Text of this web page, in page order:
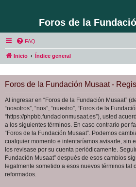
Foros de la
FAQ
Inicio Índice general
Foros de la Fundación Musaat -
Al ingresar en “Foros de la Fundación Musaat”
“nosotros”, “nos”, “nuestro”, “Foros de la
“https://phpbb.fundacionmusaat.es”), usted
a los siguientes términos. En caso contrario por
“Foros de la Fundación Musaat”. Podemos
cualquier momento e intentaríamos avisarle, sin
los revisase por su cuenta periódicamente.
Fundación Musaat” después de esos cambios
legalmente sometido a esos nuevos términos tal
reformados.